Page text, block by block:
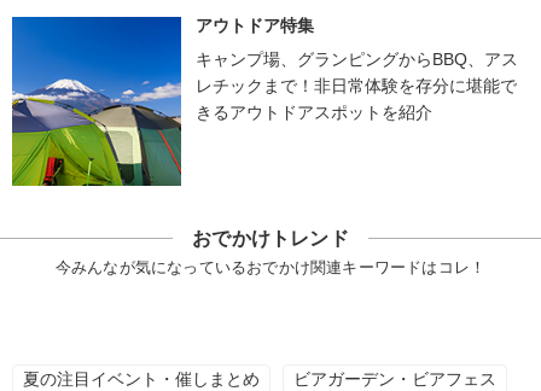
アウトドア特集
キャンプ場、グランピングからBBQ、アス
レチックまで！非日常体験を存分に堪能で
きるアウトドアスポットを紹介
おでかけトレンド
今みんなが気になっているおでかけ関連キーワードはコレ！
夏の注目イベント・催しまとめ ビアガーデン・ビアフェス